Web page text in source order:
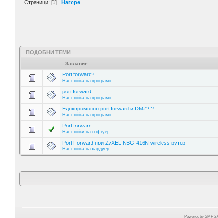
Страници: [1] Нагоре
ПОДОБНИ ТЕМИ
Заглавие
Port forward?
Настройка на програми
port forward
Настройка на програми
Едновременно port forward и DMZ?!?
Настройка на програми
Port forward
Настройки на софтуер
Port Forward при ZyXEL NBG-416N wireless рутер
Настройка на хардуер
Powered by SMF